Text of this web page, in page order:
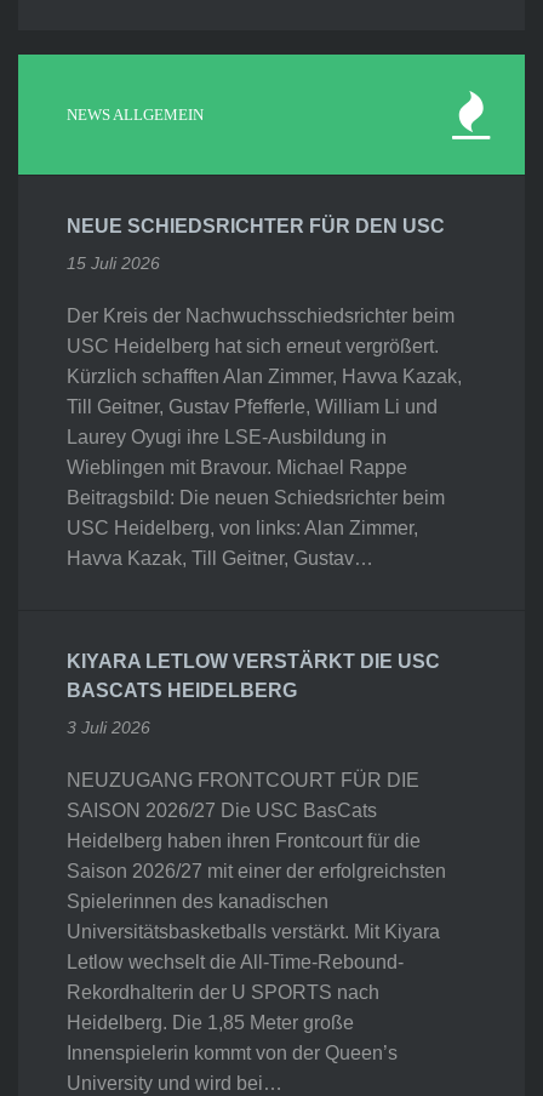
NEWS ALLGEMEIN
NEUE SCHIEDSRICHTER FÜR DEN USC
15 Juli 2026
Der Kreis der Nachwuchsschiedsrichter beim
USC Heidelberg hat sich erneut vergrößert.
Kürzlich schafften Alan Zimmer, Havva Kazak,
Till Geitner, Gustav Pfefferle, William Li und
Laurey Oyugi ihre LSE-Ausbildung in
Wieblingen mit Bravour. Michael Rappe
Beitragsbild: Die neuen Schiedsrichter beim
USC Heidelberg, von links: Alan Zimmer,
Havva Kazak, Till Geitner, Gustav…
KIYARA LETLOW VERSTÄRKT DIE USC
BASCATS HEIDELBERG
3 Juli 2026
NEUZUGANG FRONTCOURT FÜR DIE
SAISON 2026/27 Die USC BasCats
Heidelberg haben ihren Frontcourt für die
Saison 2026/27 mit einer der erfolgreichsten
Spielerinnen des kanadischen
Universitätsbasketballs verstärkt. Mit Kiyara
Letlow wechselt die All-Time-Rebound-
Rekordhalterin der U SPORTS nach
Heidelberg. Die 1,85 Meter große
Innenspielerin kommt von der Queen’s
University und wird bei…